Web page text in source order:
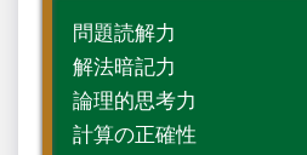
問題読解力
解法暗記力
論理的思考力
計算の正確性